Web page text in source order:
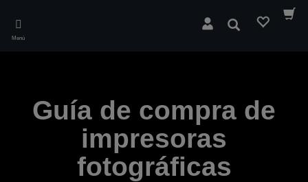
main
Menú
Buscar
Guía de compra de
impresoras
fotográficas